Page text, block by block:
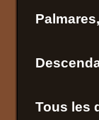
Tous les